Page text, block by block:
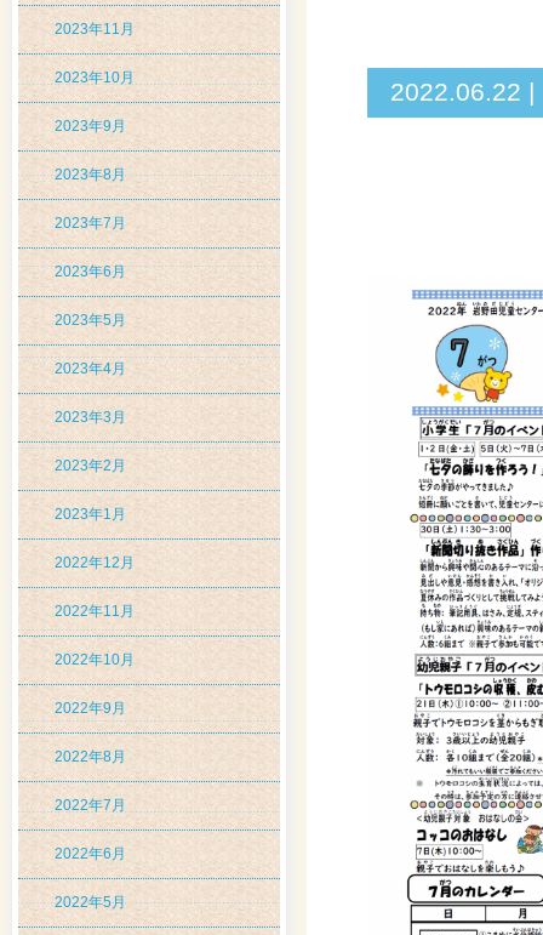
2023年11月
2023年10月
2023年9月
2023年8月
2023年7月
2023年6月
2023年5月
2023年4月
2023年3月
2023年2月
2023年1月
2022年12月
2022年11月
2022年10月
2022年9月
2022年8月
2022年7月
2022年6月
2022年5月
2022.06.22